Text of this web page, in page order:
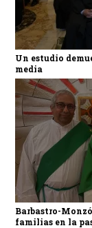
Un estudio
media
Barbastro-
familias en la